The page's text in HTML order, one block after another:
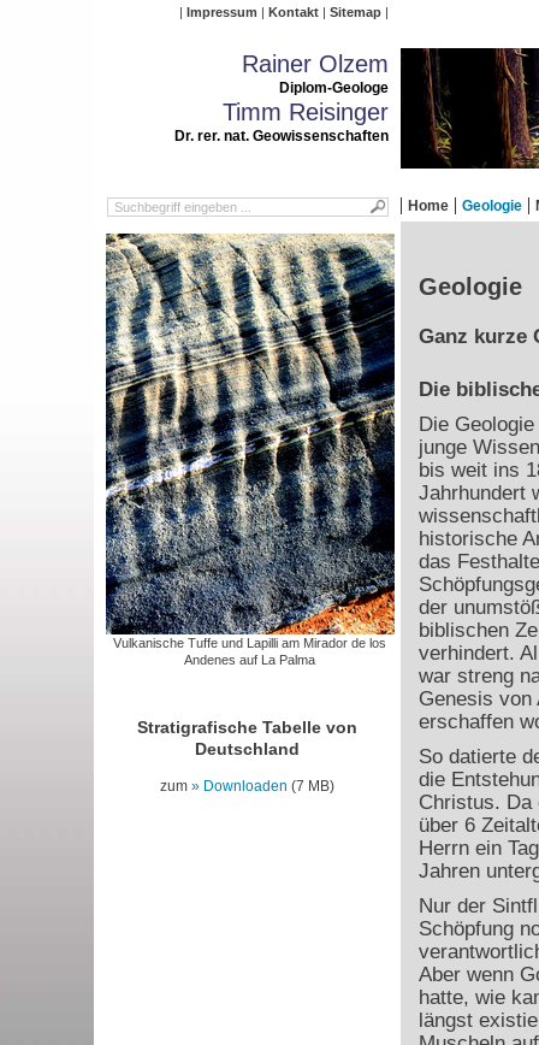
Impressum Kontakt Sitemap
Rainer Olzem
Diplom-Geologe
Timm Reisinger
Dr. rer. nat. Geowissenschaften
Home Geologie
Vulkanische Tuffe und Lapilli am Mirador de los
Andenes auf La Palma
Stratigrafische Tabelle von
Deutschland
zum Downloaden (7 MB)
Geologie
Ganz kurze
Die
Die
junge
bis weit ins
Jahrhundert
historische
das
der
biblischen
verhindert.
war streng
Genesis von
erschaffen
So datierte
die
Christus. Da
über 6
Herrn ein
Jahren
Nur der
Schöpfung
Aber wenn
hatte, wie
längst